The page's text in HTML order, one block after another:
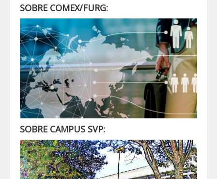
CONTATO
LOGIN
SOBRE COMEX/FURG:
SOBRE CAMPUS SVP: